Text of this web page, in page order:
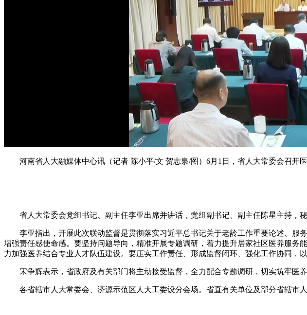
河南省人大融媒体中心讯（记者 陈小平/文 贺志泉/图）6月1日，省人大常委会召开
省人大常委会党组书记、副主任李亚出席并讲话，党组副书记、副主任陈星主持，秘
李亚指出，开展此次联动监督是贯彻落实习近平总书记关于老龄工作重要论述、服
增强责任感使命感。要坚持问题导向，精准开展专题调研，着力提升居家社区医养服
力加强医养结合专业人才队伍建设。要压实工作责任、形成监督闭环、强化工作协同，
宋争辉表示，省政府及有关部门将主动接受监督，全力配合专题调研，切实筑牢医养
各省辖市人大常委会、济源示范区人大工委设分会场。省直有关单位及部分省辖市人